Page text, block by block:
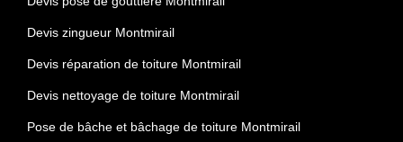
Devis zingueur Montmirail
Devis réparation de toiture Montmirail
Devis nettoyage de toiture Montmirail
Pose de bâche et bâchage de toiture Montmirail